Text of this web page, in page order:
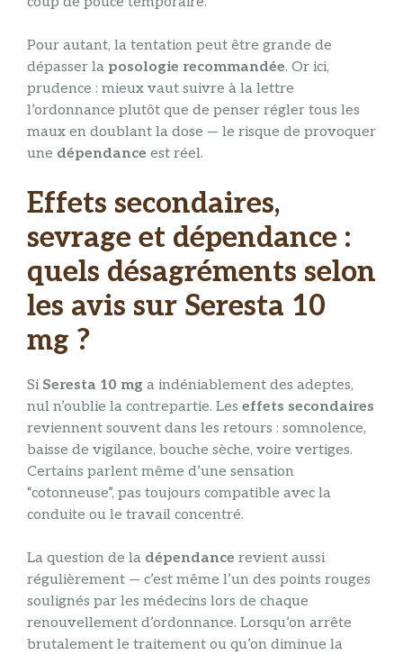
Pour autant, la tentation peut être grande de
dépasser la posologie recommandée. Or ici,
prudence : mieux vaut suivre à la lettre
l’ordonnance plutôt que de penser régler tous les
maux en doublant la dose — le risque de provoquer
une dépendance est réel.
Effets secondaires,
sevrage et dépendance :
quels désagréments selon
les avis sur Seresta 10
mg ?
Si Seresta 10 mg a indéniablement des adeptes,
nul n’oublie la contrepartie. Les effets secondaires
reviennent souvent dans les retours : somnolence,
baisse de vigilance, bouche sèche, voire vertiges.
Certains parlent même d’une sensation
“cotonneuse”, pas toujours compatible avec la
conduite ou le travail concentré.
La question de la dépendance revient aussi
régulièrement — c’est même l’un des points rouges
soulignés par les médecins lors de chaque
renouvellement d’ordonnance. Lorsqu’on arrête
brutalement le traitement ou qu’on diminue la